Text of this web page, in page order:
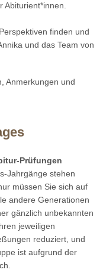
finden und
und das Team von
Anmerkungen und
Prüfungen
Jahrgänge stehen
müssen Sie sich auf
andere Generationen
gänzlich unbekannten
jeweiligen
reduziert, und
ist aufgrund der